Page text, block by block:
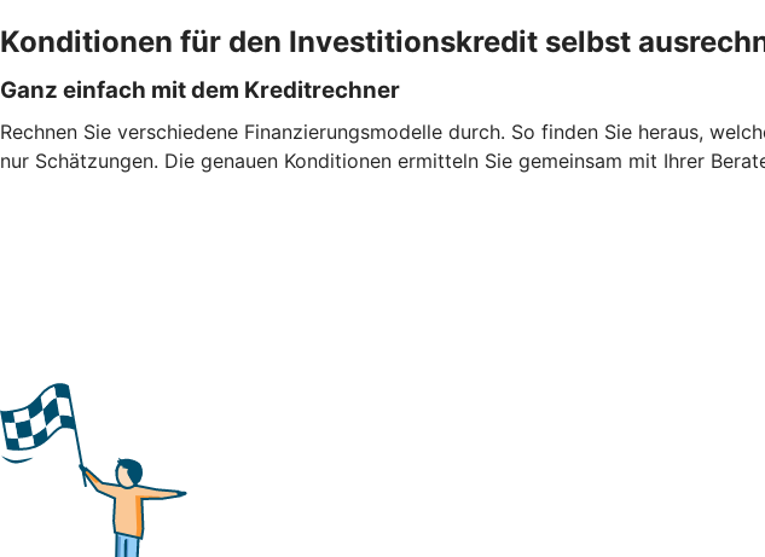
Konditionen für den Investitionskredit selbst
Ganz einfach mit dem Kreditrechner
Rechnen Sie verschiedene Finanzierungsmodelle durch. So finden Sie heraus,
nur Schätzungen. Die genauen Konditionen ermitteln Sie gemeinsam mit Ihrer